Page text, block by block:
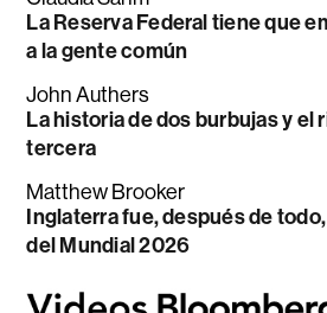
La Reserva Federal tiene que
a la gente común
John Authers
La historia de dos burbujas y el
tercera
Matthew Brooker
Inglaterra fue, después de
del Mundial 2026